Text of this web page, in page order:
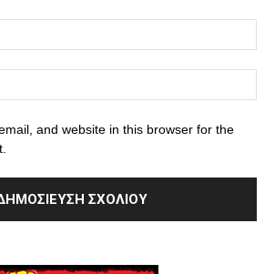
and website in this browser for the